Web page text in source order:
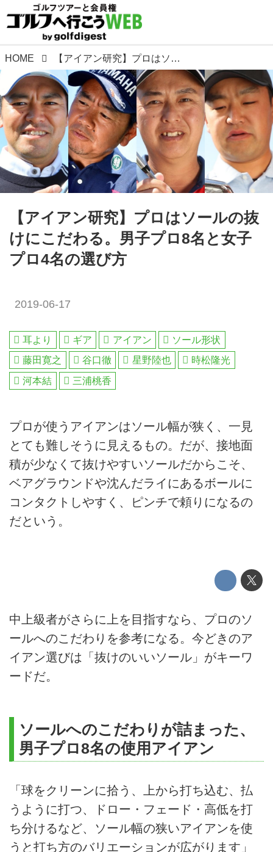
HOME 【アイアン研究】プロはソールの抜けにこだわる。男子プロ8名と女子プロ4名の選び方
【アイアン研究】プロはソールの抜
けにこだわる。男子プロ8名と女子
プロ4名の選び方
2019-06-17
耳より ギア アイアン
ソール形状
藤田寛之
谷口徹 星野陸也
時松隆光
河本結
三浦桃香
プロが使うアイアンはソール幅が狭く、一見
とても難しそうに見えるもの。だが、接地面
積が少なくて抜けやすいソールだからこそ、
ベアグラウンドや沈んだライにあるボールに
コンタクトしやすく、ピンチで頼りになるの
だという。
中上級者がさらに上を目指すなら、プロのソ
ールへのこだわりを参考になる。今どきのア
イアン選びは「抜けのいいソール」がキーワ
ードだ。
ソールへのこだわりが詰まった、
男子プロ8名の使用アイアン
「球をクリーンに拾う、上から打ち込む、払
うように打つ、ドロー・フェード・高低を打
ち分けるなど、ソール幅の狭いアイアンを使
うと打ち方のバリエーションが広がります」